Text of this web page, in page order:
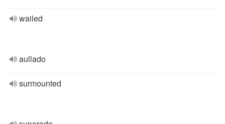
wailed
aullado
surmounted